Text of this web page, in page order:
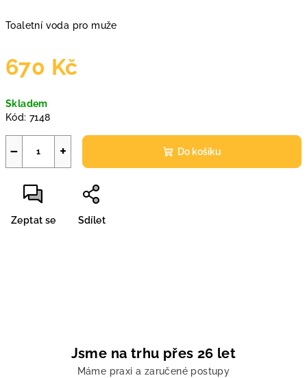
Toaletní voda pro muže
670 Kč
cena:
Skladem
Kód: 7148
+
− Do košíku
Zeptat se Sdílet
Jsme na trhu přes 26 let
Máme praxi a zaručené postupy